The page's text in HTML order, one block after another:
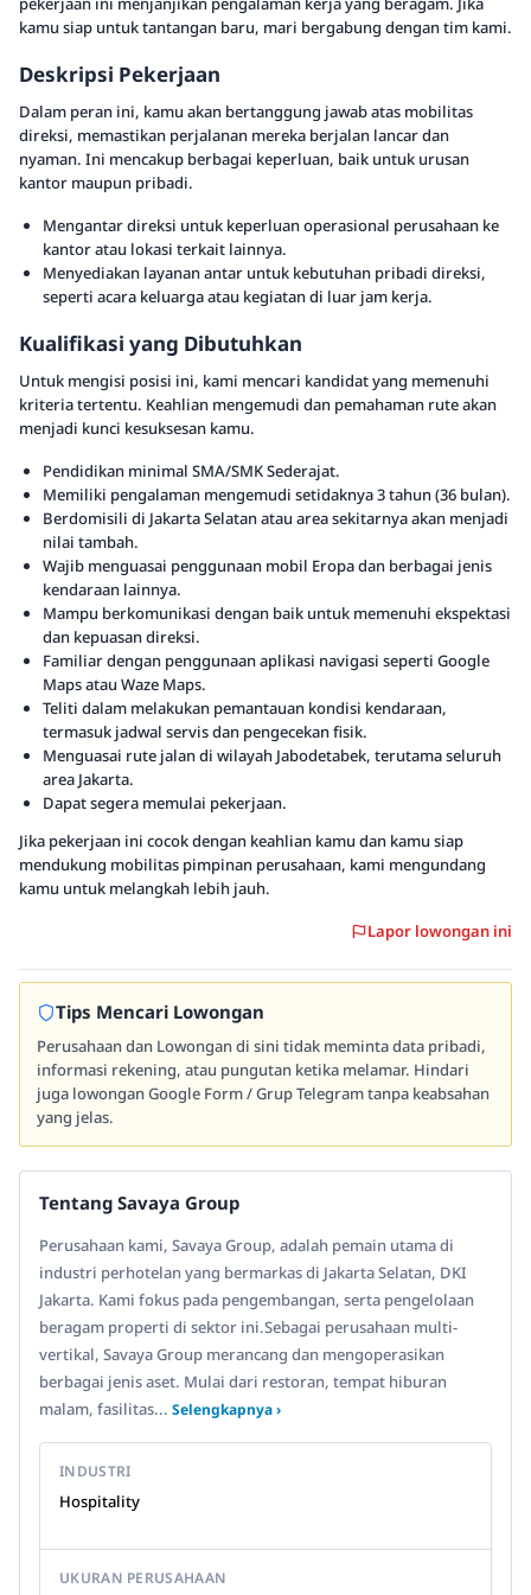
kamu siap untuk tantangan baru, mari bergabung dengan tim kami.
Deskripsi Pekerjaan
Dalam peran ini, kamu akan bertanggung jawab atas mobilitas
direksi, memastikan perjalanan mereka berjalan lancar dan
nyaman. Ini mencakup berbagai keperluan, baik untuk urusan
kantor maupun pribadi.
Mengantar direksi untuk keperluan operasional perusahaan ke
kantor atau lokasi terkait lainnya.
Menyediakan layanan antar untuk kebutuhan pribadi direksi,
seperti acara keluarga atau kegiatan di luar jam kerja.
Kualifikasi yang Dibutuhkan
Untuk mengisi posisi ini, kami mencari kandidat yang memenuhi
kriteria tertentu. Keahlian mengemudi dan pemahaman rute akan
menjadi kunci kesuksesan kamu.
Pendidikan minimal SMA/SMK Sederajat.
Memiliki pengalaman mengemudi setidaknya 3 tahun (36 bulan).
Berdomisili di Jakarta Selatan atau area sekitarnya akan menjadi
nilai tambah.
Wajib menguasai penggunaan mobil Eropa dan berbagai jenis
kendaraan lainnya.
Mampu berkomunikasi dengan baik untuk memenuhi ekspektasi
dan kepuasan direksi.
Familiar dengan penggunaan aplikasi navigasi seperti Google
Maps atau Waze Maps.
Teliti dalam melakukan pemantauan kondisi kendaraan,
termasuk jadwal servis dan pengecekan fisik.
Menguasai rute jalan di wilayah Jabodetabek, terutama seluruh
area Jakarta.
Dapat segera memulai pekerjaan.
Jika pekerjaan ini cocok dengan keahlian kamu dan kamu siap
mendukung mobilitas pimpinan perusahaan, kami mengundang
kamu untuk melangkah lebih jauh.
Lapor lowongan ini
Tips Mencari Lowongan
Perusahaan dan Lowongan di sini tidak meminta data pribadi,
informasi rekening, atau pungutan ketika melamar. Hindari
juga lowongan Google Form / Grup Telegram tanpa keabsahan
yang jelas.
Tentang Savaya Group
Perusahaan kami, Savaya Group, adalah pemain utama di
industri perhotelan yang bermarkas di Jakarta Selatan, DKI
Jakarta. Kami fokus pada pengembangan, serta pengelolaan
beragam properti di sektor ini.Sebagai perusahaan multi-
vertikal, Savaya Group merancang dan mengoperasikan
berbagai jenis aset. Mulai dari restoran, tempat hiburan
malam, fasilitas... Selengkapnya ›
INDUSTRI
Hospitality
UKURAN PERUSAHAAN